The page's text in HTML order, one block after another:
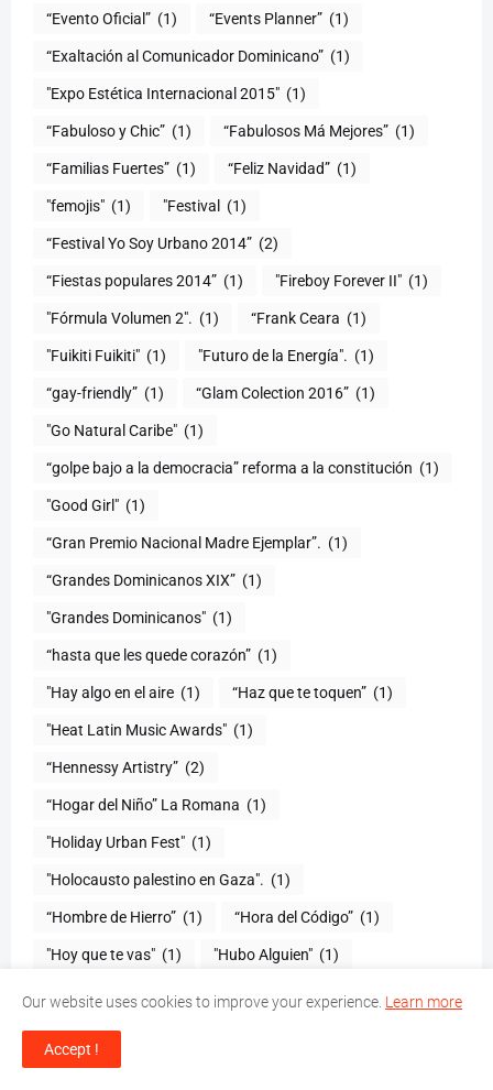
“Evento Oficial” (1) “Events Planner” (1)
“Exaltación al Comunicador Dominicano” (1)
"Expo Estética Internacional 2015" (1)
“Fabuloso y Chic” (1) “Fabulosos Má Mejores” (1)
“Familias Fuertes” (1) “Feliz Navidad” (1)
"femojis" (1) "Festival (1)
“Festival Yo Soy Urbano 2014” (2)
“Fiestas populares 2014” (1) "Fireboy Forever II" (1)
"Fórmula Volumen 2". (1) “Frank Ceara (1)
"Fuikiti Fuikiti" (1) "Futuro de la Energía". (1)
“gay-friendly” (1) “Glam Colection 2016” (1)
"Go Natural Caribe" (1)
“golpe bajo a la democracia” reforma a la constitución (1)
"Good Girl" (1)
“Gran Premio Nacional Madre Ejemplar”. (1)
“Grandes Dominicanos XIX” (1)
"Grandes Dominicanos" (1)
(1)
"Hay algo en el aire (1) “Haz que te toquen” (1)
"Heat Latin Music Awards" (1)
“Hennessy Artistry” (2)
“Hogar del Niño” La Romana (1)
(1)
"Holocausto palestino en Gaza". (1)
“Hombre de Hierro” (1) (1)
"Hoy que te vas" (1) "Hubo Alguien" (1)
“Humanos A Marte” "Humor con Swing"
“IBEROSTAR Chef On Tour”
Our website uses cookies to improve your experience. Learn more
Accept !